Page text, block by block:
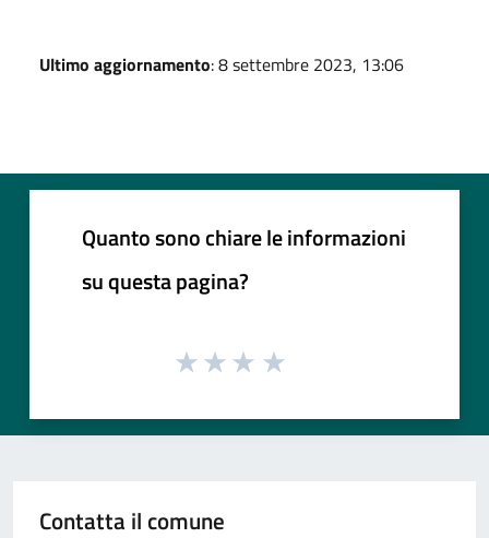
Ultimo aggiornamento: 8 settembre 2023, 13:06
Quanto sono chiare le informazioni
su questa pagina?
Contatta il comune